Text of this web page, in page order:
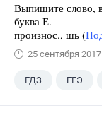
Выпишите слово,
буква Е.
произнос., шь (
25 сентября 2017
ГДЗ ЕГЭ